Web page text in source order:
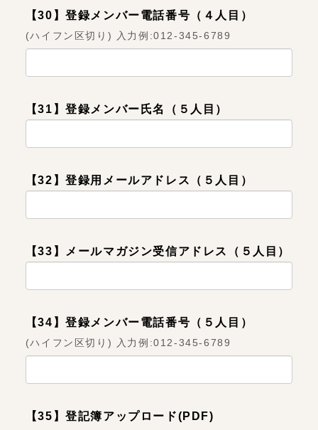
【30】登録メンバー電話番号（４人目）
(ハイフン区切り) 入力例:012-345-6789
【31】登録メンバー氏名（５人目）
【32】登録用メールアドレス（５人目）
【33】メールマガジン受信アドレス（５人目）
【34】登録メンバー電話番号（５人目）
(ハイフン区切り) 入力例:012-345-6789
【35】登記簿アップロード(PDF)